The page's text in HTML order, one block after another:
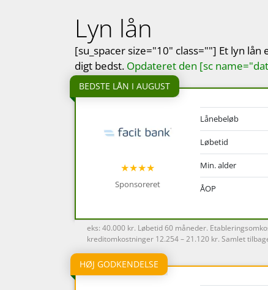
Lyn lån
[su_spacer size="10" class=""] Et lyn
digt bedst. Opdateret den [sc
BEDSTE LÅN I AUGUST
★★★★
Sponsoreret
Lånebeløb
Løbetid
Min. alder
ÅOP
eks: 40.000 kr. Løbetid 60 måneder.
kreditomkostninger 12.254 – 21.120 kr. Samlet
HØJ GODKENDELSE